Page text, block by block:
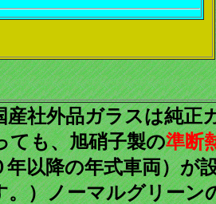
社外品ガラスは純正
ても、旭硝子製の準断
年以降の年式車両）が
）ノーマルグリーン